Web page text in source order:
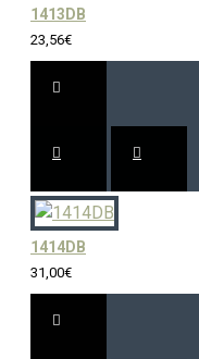
1413DB
23,56€
1414DB
31,00€